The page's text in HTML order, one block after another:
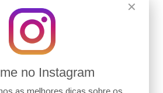
✕
no Instagram
as melhores dicas sobre os